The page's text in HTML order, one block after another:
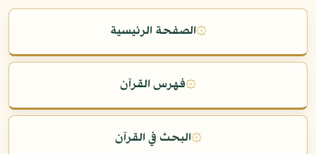
۞الصفحة الرئيسية
۞فهرس القرآن
۞البحث في القرآن